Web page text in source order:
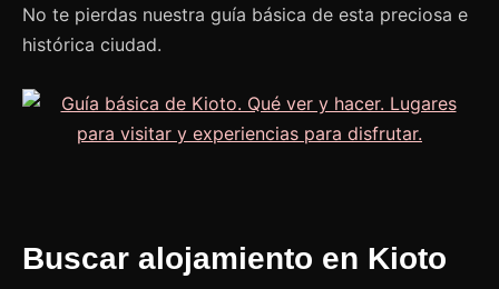
No te pierdas nuestra guía básica de esta preciosa e
histórica ciudad.
Buscar alojamiento en Kioto